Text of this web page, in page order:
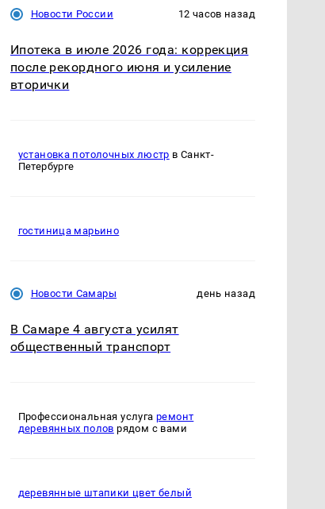
Новости России 12 часов назад
Ипотека в июле 2026 года: коррекция
после рекордного июня и усиление
вторички
установка потолочных люстр в Санкт-
Петербурге
гостиница марьино
Новости Самары день назад
В Самаре 4 августа усилят
общественный транспорт
Профессиональная услуга ремонт
деревянных полов рядом с вами
деревянные штапики цвет белый